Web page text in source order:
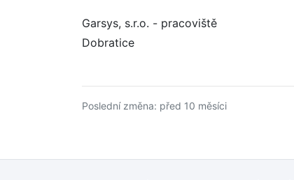
Garsys, s.r.o. - pracoviště
Dobratice
Poslední změna: před 10 měsíci